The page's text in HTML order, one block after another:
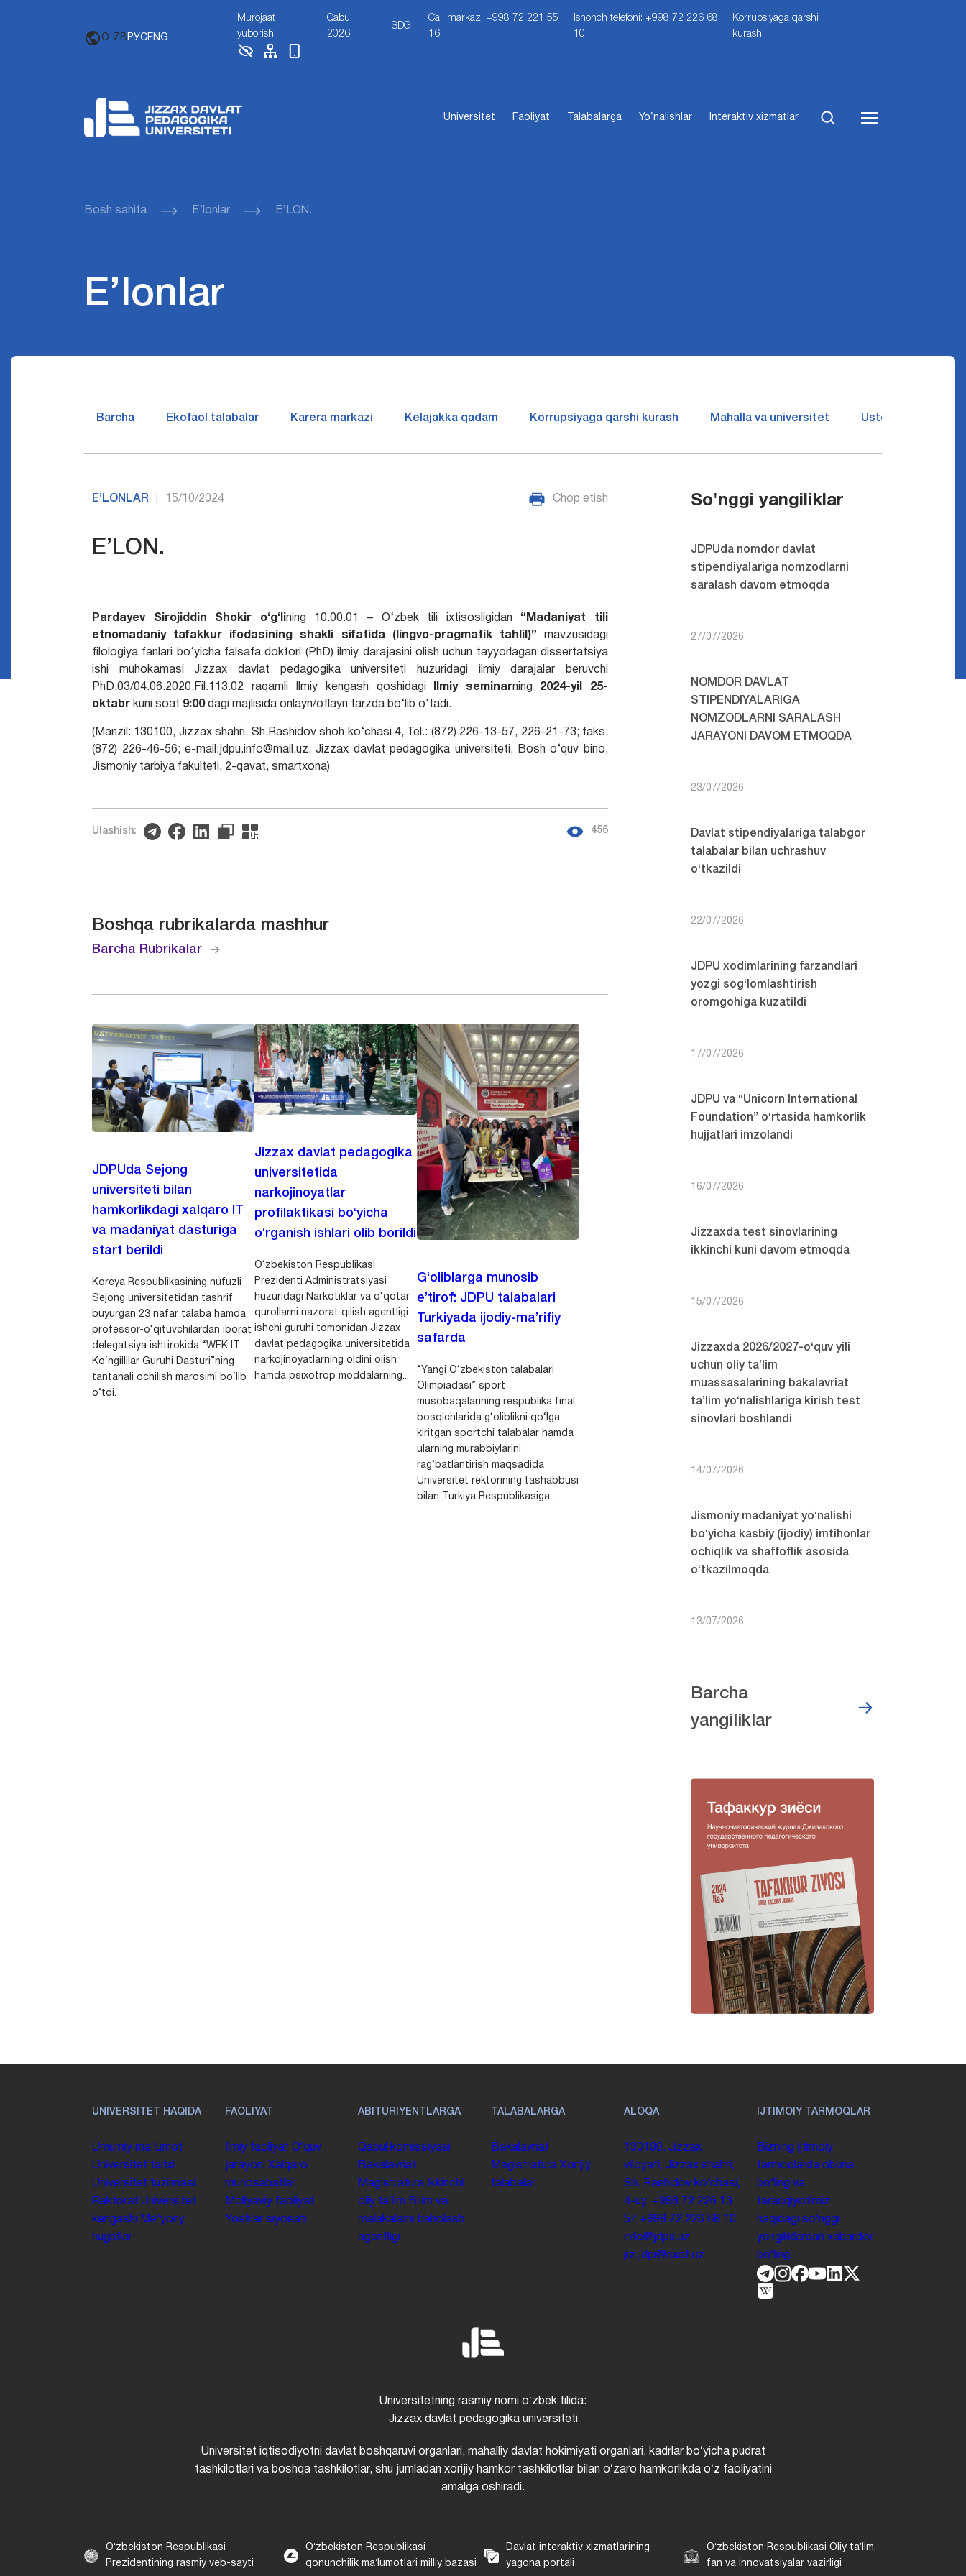
O'ZB РУСENG
Murojaat
yuborish
Qabul
2026
SDG
Call markaz: +998 72 221 55
16
Ishonch telefoni: +998 72 226 68
10
Korrupsiyaga qarshi
kurash
Universitet Faoliyat Talabalarga Yo‘nalishlar Interaktiv xizmatlar
Bosh sahifa E’lonlar E’LON.
E’lonlar
Barcha Ekofaol talabalar Karera markazi Kelajakka qadam Korrupsiyaga qarshi kurash Mahalla va universitet Ustozlar suhbatin
E’LONLAR 15/10/2024 Chop etish
E’LON.
Pardayev Sirojiddin Shokir o‘g‘li ning 10.00.01 – O‘zbek tili ixtisosligidan “ Madaniyat tili
etnomadaniy tafakkur ifodasining shakli sifatida (lingvo-pragmatik tahlil)” mavzusidagi
filologiya fanlari bo‘yicha falsafa doktori (PhD) ilmiy darajasini olish uchun tayyorlagan dissertatsiya
ishi muhokamasi Jizzax davlat pedagogika universiteti huzuridagi ilmiy darajalar beruvchi
PhD.03/04.06.2020.Fil.113.02 raqamli Ilmiy kengash qoshidagi
Ilmiy seminarning 2024-yil 25-
oktabr kuni soat 9:00dagi majlisida onlayn/oflayn tarzda bo‘lib o‘tadi.
(Manzil: 130100, Jizzax shahri, Sh.Rashidov shoh ko‘chasi 4, Tel.: (872) 226-13-57, 226-21-73; faks:
(872) 226-46-56; e-mail:jdpu.info@mail.uz. Jizzax davlat pedagogika universiteti, Bosh o‘quv bino,
Jismoniy tarbiya fakulteti, 2-qavat, smartxona)
Ulashish: 456
Boshqa rubrikalarda mashhur
Barcha Rubrikalar
JDPUda Sejong
universiteti bilan
hamkorlikdagi xalqaro IT
va madaniyat dasturiga
start berildi
Koreya Respublikasining nufuzli
Sejong universitetidan tashrif
buyurgan 23 nafar talaba hamda
professor-o‘qituvchilardan iborat
delegatsiya ishtirokida “WFK IT
Ko‘ngillilar Guruhi Dasturi”ning
tantanali ochilish marosimi bo‘lib
o‘tdi.
Jizzax davlat pedagogika
universitetida
narkojinoyatlar
profilaktikasi bo‘yicha
o‘rganish ishlari olib borildi
O‘zbekiston Respublikasi
Prezidenti Administratsiyasi
huzuridagi Narkotiklar va o‘qotar
qurollarni nazorat qilish agentligi
ishchi guruhi tomonidan Jizzax
davlat pedagogika universitetida
narkojinoyatlarning oldini olish
hamda psixotrop moddalarning...
G‘oliblarga munosib
e’tirof: JDPU talabalari
Turkiyada ijodiy-ma’rifiy
safarda
“Yangi O‘zbekiston talabalari
Olimpiadasi” sport
musobaqalarining respublika final
bosqichlarida g‘oliblikni qo‘lga
kiritgan sportchi talabalar hamda
ularning murabbiylarini
rag‘batlantirish maqsadida
Universitet rektorining tashabbusi
bilan Turkiya Respublikasiga...
So'nggi yangiliklar
JDPUda nomdor davlat
stipendiyalariga nomzodlarni
saralash davom etmoqda
27/07/2026
NOMDOR DAVLAT
STIPENDIYALARIGA
NOMZODLARNI SARALASH
JARAYONI DAVOM ETMOQDA
23/07/2026
Davlat stipendiyalariga talabgor
talabalar bilan uchrashuv
o‘tkazildi
22/07/2026
JDPU xodimlarining farzandlari
yozgi sog‘lomlashtirish
oromgohiga kuzatildi
17/07/2026
JDPU va “Unicorn International
Foundation” o‘rtasida hamkorlik
hujjatlari imzolandi
16/07/2026
Jizzaxda test sinovlarining
ikkinchi kuni davom etmoqda
15/07/2026
Jizzaxda 2026/2027-o‘quv yili
uchun oliy ta’lim
muassasalarining bakalavriat
ta’lim yo‘nalishlariga kirish test
sinovlari boshlandi
14/07/2026
Jismoniy madaniyat yo‘nalishi
bo‘yicha kasbiy (ijodiy) imtihonlar
ochiqlik va shaffoflik asosida
o‘tkazilmoqda
13/07/2026
Barcha
yangiliklar
UNIVERSITET HAQIDA
Umumiy maʼlumot
Universitet tarixi
Universitet tuzilmasi
Rektorat Universitet
kengashi
Me'yoriy
hujjatlar
FAOLIYAT
Ilmiy faoliyat Oʻquv
jarayoni Xalqaro
munosabatlar
Moliyaviy faoliyat
Yoshlar siyosati
ABITURIYENTLARGA
Qabul komissiyasi
Bakalavriat
Magistratura
Ikkinchi
oliy taʼlim Bilim va
malakalarni baholash
agentligi
TALABALARGA
Bakalavriat
Magistratura Xorijiy
talabalar
ALOQA
130100. Jizzax
viloyati, Jizzax shahri,
Sh. Rashidov koʻchasi,
4-uy. +998 72 226 13
57 +998 72 226 68 10
info@jdpu.uz
jiz.jdpi@exat.uz
IJTIMOIY TARMOQLAR
Bizning ijtimoiy
tarmoqlarda obuna
boʻling va
taraqqiyotimiz
haqidagi soʻnggi
yangiliklardan xabardor
boʻling.
Universitetning rasmiy nomi oʻzbek tilida:
Jizzax davlat pedagogika universiteti
Universitet iqtisodiyotni davlat boshqaruvi organlari, mahalliy davlat hokimiyati organlari, kadrlar boʻyicha pudrat
tashkilotlari va boshqa tashkilotlar, shu jumladan xorijiy hamkor tashkilotlar bilan oʻzaro hamkorlikda oʻz faoliyatini
amalga oshiradi.
Oʻzbekiston Respublikasi
Prezidentining rasmiy veb-sayti
Oʻzbekiston Respublikasi
qonunchilik maʼlumotlari milliy bazasi
Davlat interaktiv xizmatlarining
yagona portali
Oʻzbekiston Respublikasi Oliy taʼlim,
fan va innovatsiyalar vazirligi